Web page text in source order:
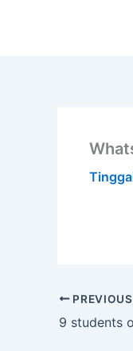
PREVIOUS
9 students